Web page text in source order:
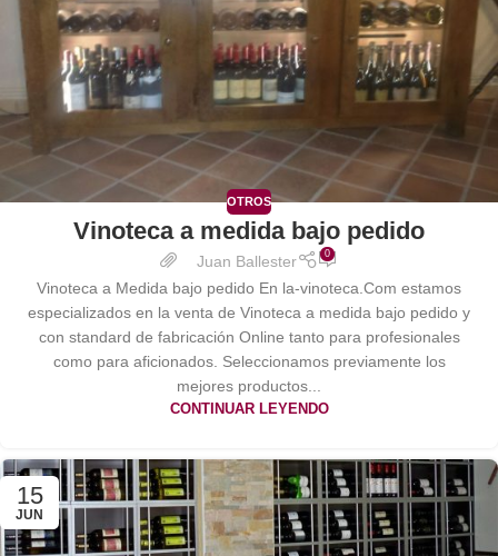
OTROS
Vinoteca a medida bajo pedido
Juan Ballester 0
Vinoteca a Medida bajo pedido En la-vinoteca.Com estamos
especializados en la venta de Vinoteca a medida bajo pedido y
con standard de fabricación Online tanto para profesionales
como para aficionados. Seleccionamos previamente los
mejores productos...
CONTINUAR LEYENDO
15
JUN